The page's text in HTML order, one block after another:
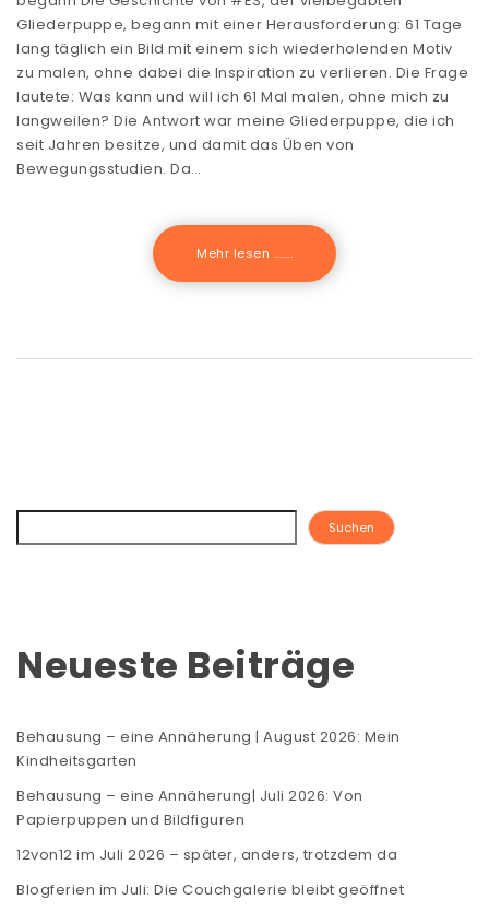
Gliederpuppe, begann mit einer Herausforderung: 61 Tage
lang täglich ein Bild mit einem sich wiederholenden Motiv
zu malen, ohne dabei die Inspiration zu verlieren. Die Frage
lautete: Was kann und will ich 61 Mal malen, ohne mich zu
langweilen? Die Antwort war meine Gliederpuppe, die ich
seit Jahren besitze, und damit das Üben von
Bewegungsstudien. Da…
Mehr lesen .......
Suchen
Neueste Beiträge
Behausung – eine Annäherung | August 2026: Mein
Kindheitsgarten
Behausung – eine Annäherung| Juli 2026: Von
Papierpuppen und Bildfiguren
12von12 im Juli 2026 – später, anders, trotzdem da
Blogferien im Juli: Die Couchgalerie bleibt geöffnet